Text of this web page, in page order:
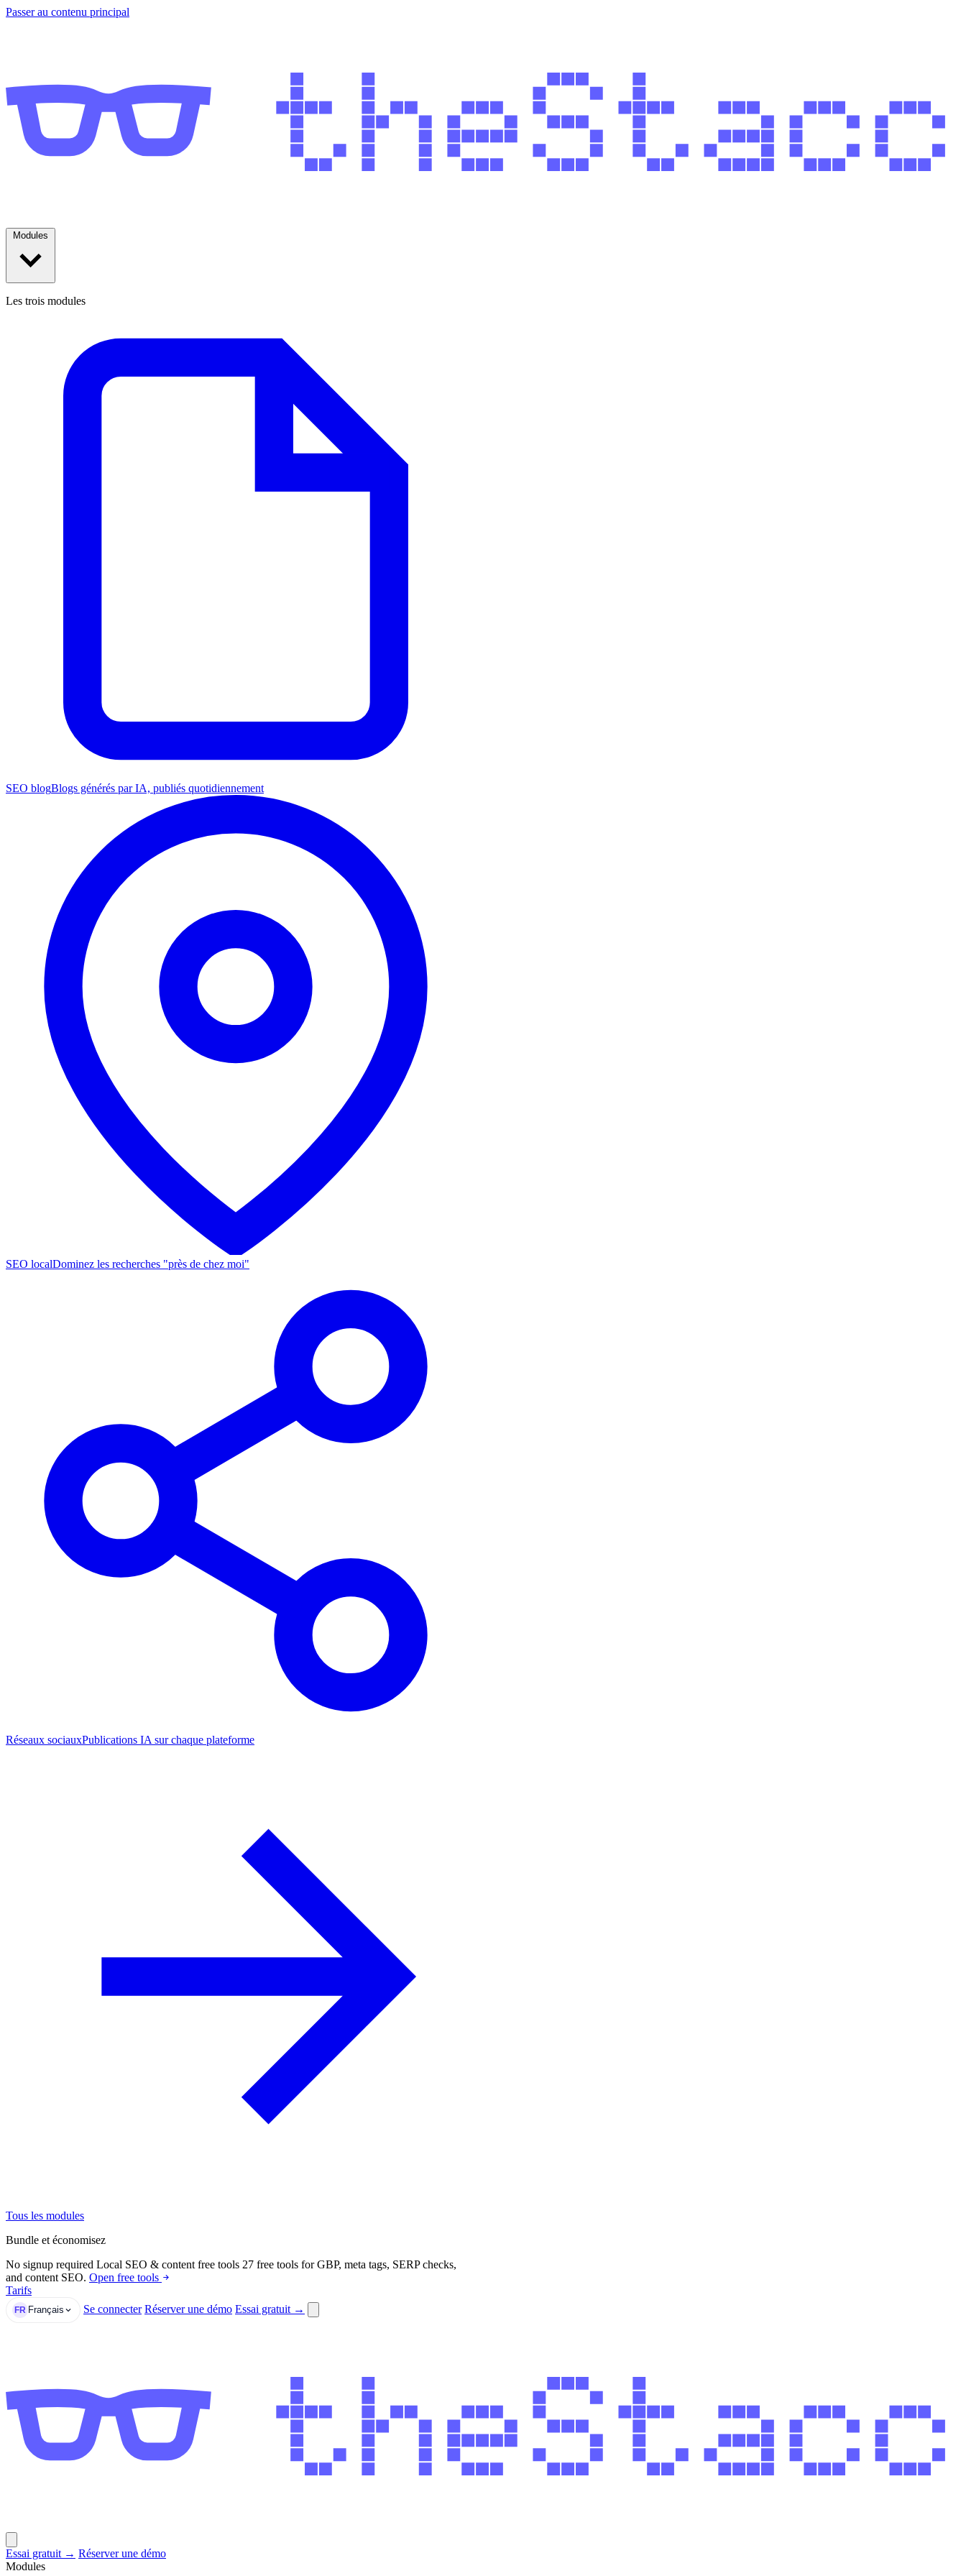
Passer au contenu principal
Les trois modules
SEO blogBlogs générés par IA, publiés quotidiennement
SEO localDominez les recherches "près de chez moi"
Réseaux sociauxPublications IA sur chaque plateforme
Tous les modules
Bundle et économisez
No signup required Local SEO & content free tools 27 free tools for GBP, meta tags, SERP checks,
and content SEO. Open free tools
Tarifs
FR Français Se connecter Réserver une démo Essai gratuit →
Essai gratuit → Réserver une démo
Modules